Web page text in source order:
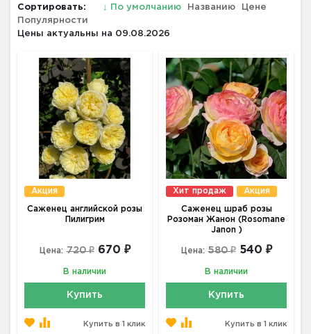
Сортировать: ↓ По умолчанию Названию
Цене
Популярности
Цены актуальны на 09.08.2026
Акция
Саженец английской розы
Пилигрим
Цена: 720 ₽ 670 ₽
В наличии
Купить
Купить в 1 клик
Хит продаж Акция
Саженец шраб розы
Розоман Жанон (Rosomane
Janon )
Цена: 580 ₽ 540 ₽
В наличии
Купить
Купить в 1 клик